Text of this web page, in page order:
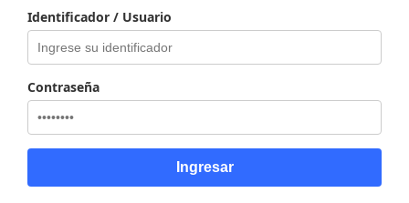
Identificador / Usuario
Contraseña
Ingresar